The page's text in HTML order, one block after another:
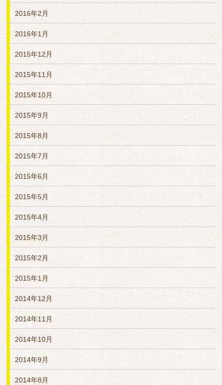
2016年2月
2016年1月
2015年12月
2015年11月
2015年10月
2015年9月
2015年8月
2015年7月
2015年6月
2015年5月
2015年4月
2015年3月
2015年2月
2015年1月
2014年12月
2014年11月
2014年10月
2014年9月
2014年8月